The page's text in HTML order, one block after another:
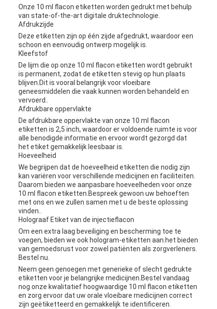
Onze 10 ml flacon etiketten worden gedrukt met behulp
van state-of-the-art digitale druktechnologie.
Afdrukzijde
Deze etiketten zijn op één zijde afgedrukt, waardoor een
schoon en eenvoudig ontwerp mogelijk is.
Kleefstof
De lijm die op onze 10 ml flacon etiketten wordt gebruikt
is permanent, zodat de etiketten stevig op hun plaats
blijven.Dit is vooral belangrijk voor vloeibare
geneesmiddelen die vaak kunnen worden behandeld en
vervoerd..
Afdrukbare oppervlakte
De afdrukbare oppervlakte van onze 10 ml flacon
etiketten is 2,5 inch, waardoor er voldoende ruimte is voor
alle benodigde informatie en ervoor wordt gezorgd dat
het etiket gemakkelijk leesbaar is.
Hoeveelheid
We begrijpen dat de hoeveelheid etiketten die nodig zijn
kan variëren voor verschillende medicijnen en faciliteiten.
Daarom bieden we aanpasbare hoeveelheden voor onze
10 ml flacon etiketten.Bespreek gewoon uw behoeften
met ons en we zullen samen met u de beste oplossing
vinden..
Holograaf Etiket van de injectieflacon
Om een extra laag beveiliging en bescherming toe te
voegen, bieden we ook hologram-etiketten aan.het bieden
van gemoedsrust voor zowel patiënten als zorgverleners.
Bestel nu.
Neem geen genoegen met generieke of slecht gedrukte
etiketten voor je belangrijke medicijnen.Bestel vandaag
nog onze kwalitatief hoogwaardige 10 ml flacon etiketten
en zorg ervoor dat uw orale vloeibare medicijnen correct
zijn geëtiketteerd en gemakkelijk te identificeren.